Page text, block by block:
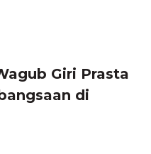
Giri Prasta
di